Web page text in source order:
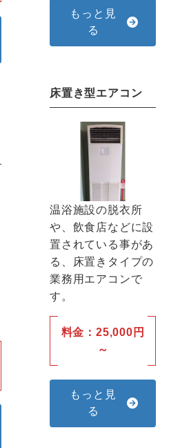
もっと見
る
床置き型エアコン
温浴施設の脱衣所
や、飲食店などに設
置されている事があ
る、床置きタイプの
業務用エアコンで
す。
料金：25,000円
～
もっと見
る